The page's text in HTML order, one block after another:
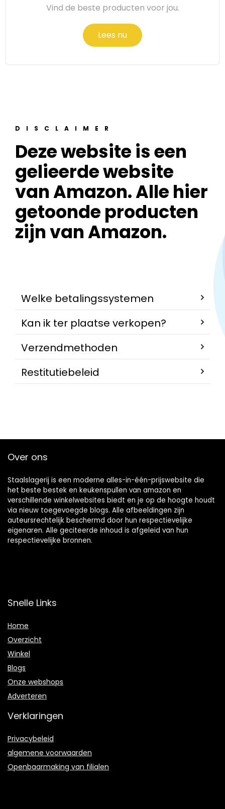
Vind de beste producten voor jou.
Lees nu
DISCLAIMER
Deze website is een
gelieerde website
van Amazon. Alle hier
getoonde producten
zijn van Amazon.
Welke betalingssystemen
Kan ik ter plaatse verkopen?
Verzendmethoden
Restitutiebeleid
Over ons
Staalslagerij is een moderne alles-in-één-prijswebsite die
het beste bestek en keukenspullen van amazon en
verschillende winkelwebsites biedt en je op de hoogte houdt
via nieuw toegevoegde blogs. Alle afbeeldingen zijn
auteursrechtelijk beschermd door hun respectievelijke
eigenaren. Alle geciteerde inhoud is afgeleid van hun
respectievelijke bronnen.
Snelle Links
Home
Overzicht
Winkel
Blogs
Onze webshops
Adverteren
Verklaringen
Privacybeleid
algemene voorwaarden
Openbaarmaking van filialen